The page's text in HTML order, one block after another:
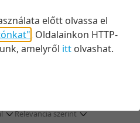
Relevancia szerint
előtt olvassa el
Oldalainkon HTTP-
amelyről itt olvashat.